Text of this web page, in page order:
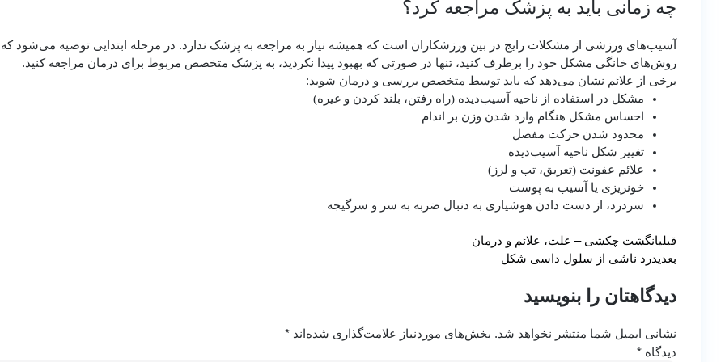
چه زمانی باید به پزشک مراجعه کرد؟
آسیب‌های ورزشی از مشکلات رایج در بین ورزشکاران است که همیشه نیاز به مراجعه به پزشک ندارد. در مرحله ابتدایی توصیه می‌شود که
روش‌های خانگی مشکل خود را برطرف کنید، تنها در صورتی که بهبود پیدا نکردید، به پزشک متخصص مربوط برای درمان مراجعه کنید.
برخی از علائم نشان می‌دهد که باید توسط متخصص بررسی و درمان شوید:
مشکل در استفاده از ناحیه آسیب‌دیده (راه رفتن، بلند کردن و غیره)
احساس مشکل هنگام وارد شدن وزن بر اندام
محدود شدن حرکت مفصل
تغییر شکل ناحیه آسیب‌دیده
علائم عفونت (تعریق، تب و لرز)
خونریزی یا آسیب به پوست
سردرد، از دست دادن هوشیاری به دنبال ضربه به سر و سرگیجه
قبلیانگشت چکشی – علت، علائم و درمان
بعدیدرد ناشی از سلول داسی شکل
دیدگاهتان را بنویسید
نشانی ایمیل شما منتشر نخواهد شد. بخش‌های موردنیاز علامت‌گذاری شده‌اند *
دیدگاه *